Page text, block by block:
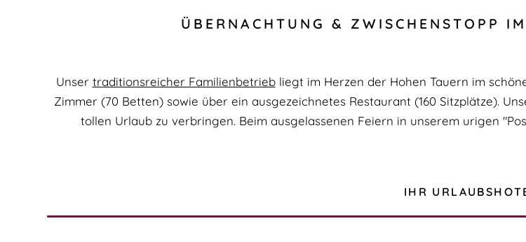
ÜBERNACHTUNG & ZWISCHENSTOPP
Unser traditionsreicher Familienbetriebliegt im Herzen der Hohen Tauern im
Zimmer (70 Betten) sowie über ein ausgezeichnetes Restaurant (160 Sitzplätze).
tollen Urlaub zu verbringen. Beim ausgelassenen Feiern in unserem urigen
IHR